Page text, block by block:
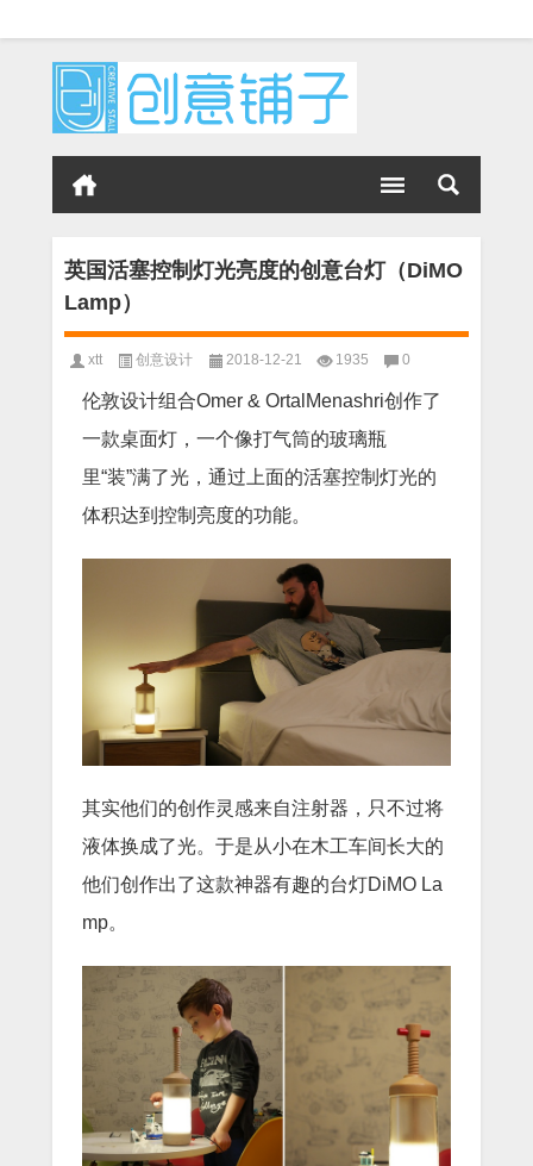
英国活塞控制灯光亮度的创意台灯（DiMO
Lamp）
xtt 创意设计 2018-12-21 1935 0
伦敦设计组合Omer & OrtalMenashri创作了
一款桌面灯，一个像打气筒的玻璃瓶
里“装”满了光，通过上面的活塞控制灯光的
体积达到控制亮度的功能。
其实他们的创作灵感来自注射器，只不过将
液体换成了光。于是从小在木工车间长大的
他们创作出了这款神器有趣的台灯DiMO La
mp。